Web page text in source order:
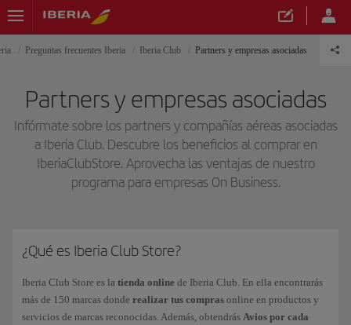
Preguntas frecuentes Iberia Iberia Club Partners y empresas asociadas
Partners y empresas asociadas
Infórmate sobre los partners y compañías aéreas asociadas
a Iberia Club. Descubre los beneficios al comprar en
IberiaClubStore. Aprovecha las ventajas de nuestro
programa para empresas On Business.
¿Qué es Iberia Club Store?
Iberia Club Store es la tienda online de Iberia Club. En ella encontrarás
más de 150 marcas donde realizar tus compras online en productos y
servicios de marcas reconocidas. Además, obtendrás Avios por cada